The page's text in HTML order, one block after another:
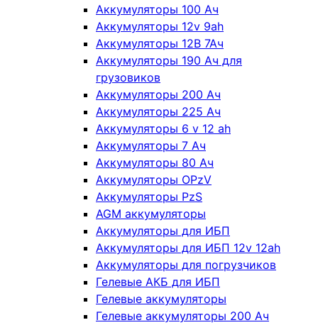
Аккумуляторы 100 Ач
Аккумуляторы 12v 9ah
Аккумуляторы 12В 7Ач
Аккумуляторы 190 Ач для
грузовиков
Аккумуляторы 200 Ач
Аккумуляторы 225 Ач
Аккумуляторы 6 v 12 ah
Аккумуляторы 7 Ач
Аккумуляторы 80 Ач
Аккумуляторы OPzV
Аккумуляторы PzS
AGM аккумуляторы
Аккумуляторы для ИБП
Аккумуляторы для ИБП 12v 12ah
Аккумуляторы для погрузчиков
Гелевые АКБ для ИБП
Гелевые аккумуляторы
Гелевые аккумуляторы 200 Ач